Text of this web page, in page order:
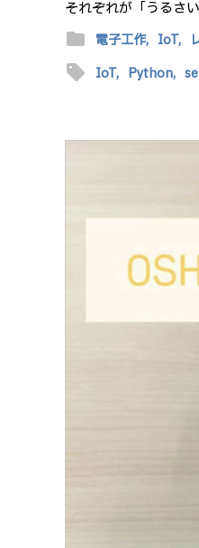
それぞれが「うるさ
folder 電子工作, IoT,
sell IoT, Python,